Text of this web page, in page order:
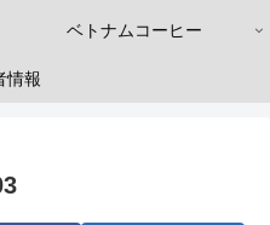
ベトナムコーヒー
情報